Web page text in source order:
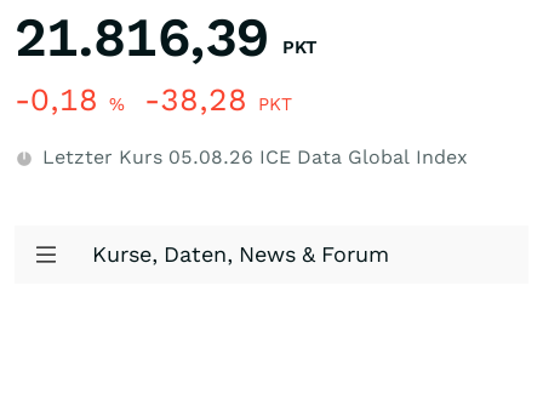
21.816,39 PKT
-0,18 % -38,28 PKT
Letzter Kurs 05.08.26 ICE Data Global Index
Kurse, Daten, News & Forum